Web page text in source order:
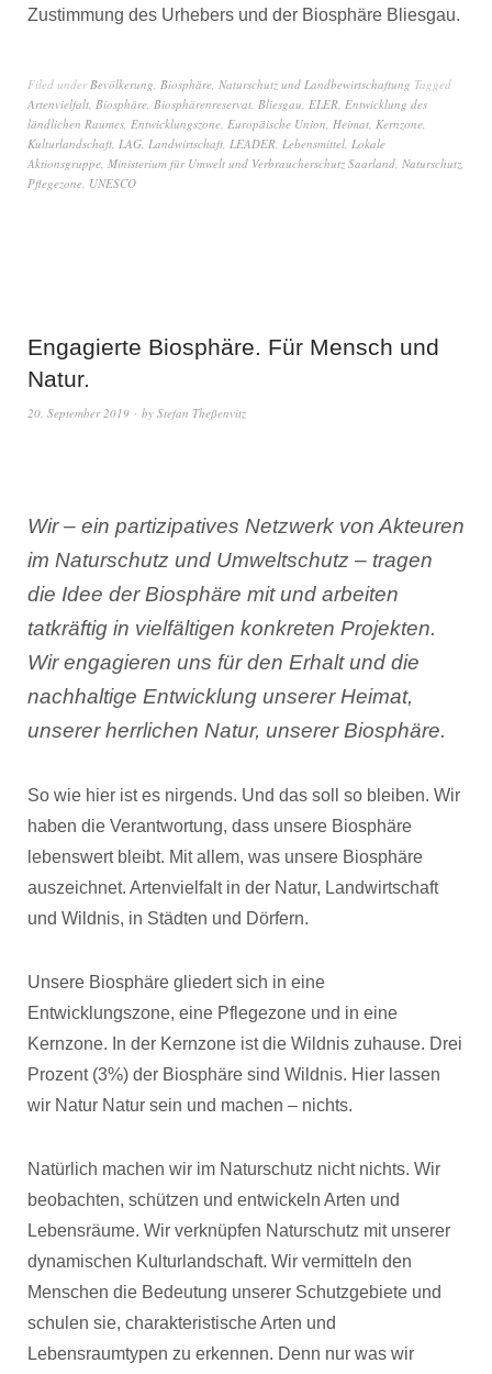
Zustimmung des Urhebers und der Biosphäre Bliesgau.
Filed underBevölkerung, Biosphäre, Naturschutz und Landbewirtschaftung Tagged
Artenvielfalt, Biosphäre, Biosphärenreservat, Bliesgau, ELER, Entwicklung des
ländlichen Raumes, Entwicklungszone, Europäische Union, Heimat, Kernzone,
Kulturlandschaft, LAG, Landwirtschaft, LEADER, Lebensmittel, Lokale
Aktionsgruppe, Ministerium für Umwelt und Verbraucherschutz Saarland, Naturschutz,
Pflegezone, UNESCO
Engagierte Biosphäre. Für Mensch und
Natur.
20. September 2019 by Stefan Theßenvitz
Wir – ein partizipatives Netzwerk von Akteuren
im Naturschutz und Umweltschutz – tragen
die Idee der Biosphäre mit und arbeiten
tatkräftig in vielfältigen konkreten Projekten.
Wir engagieren uns für den Erhalt und die
nachhaltige Entwicklung unserer Heimat,
unserer herrlichen Natur, unserer Biosphäre.
So wie hier ist es nirgends. Und das soll so bleiben. Wir
haben die Verantwortung, dass unsere Biosphäre
lebenswert bleibt. Mit allem, was unsere Biosphäre
auszeichnet. Artenvielfalt in der Natur, Landwirtschaft
und Wildnis, in Städten und Dörfern.
Unsere Biosphäre gliedert sich in eine
Entwicklungszone, eine Pflegezone und in eine
Kernzone. In der Kernzone ist die Wildnis zuhause. Drei
Prozent (3%) der Biosphäre sind Wildnis. Hier lassen
wir Natur Natur sein und machen – nichts.
Natürlich machen wir im Naturschutz nicht nichts. Wir
beobachten, schützen und entwickeln Arten und
Lebensräume. Wir verknüpfen Naturschutz mit unserer
dynamischen Kulturlandschaft. Wir vermitteln den
Menschen die Bedeutung unserer Schutzgebiete und
schulen sie, charakteristische Arten und
Lebensraumtypen zu erkennen. Denn nur was wir